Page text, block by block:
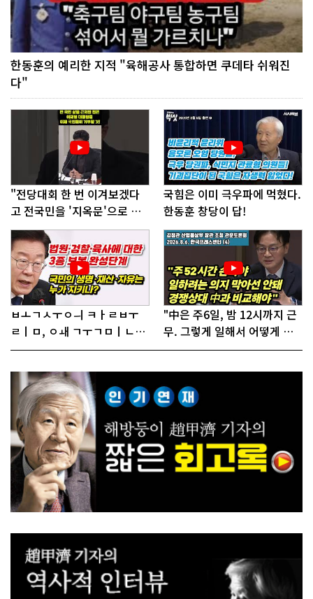
한동훈의 예리한 지적 "육해공사 통합하면 쿠데타 쉬워진
다"
"전당대회 한 번 이겨보겠다
고 전국민을 '지옥문'으로 밀
어!"
국힘은 이미 극우파에 먹혔다.
한동훈 창당이 답!
ㅂㅗㄱㅅㅜㅇㅢ ㅋㅏㄹㅂㅜ
ㄹㅣㅁ, ㅇㅙ ㄱㅜㄱㅁㅣㄴㄷ
ㅡㄹㅇㅣ ㄷㅏㅇㅎㅐㅇㅑ ㅎ
"中은 주6일, 밤 12시까지 근
무. 그렇게 일해서 어떻게 경
쟁하냐 반문하더라"